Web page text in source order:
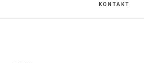
KONTAKT